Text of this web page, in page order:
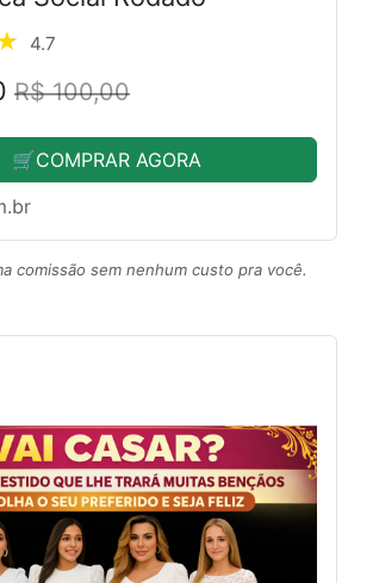
4.7
R$ 100,00
🛒COMPRAR AGORA
comissão sem nenhum custo pra você.